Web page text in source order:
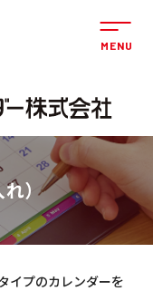
れ）
イプのカレンダーを